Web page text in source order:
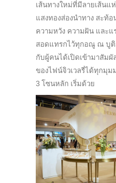
เส้นทางใหม่ที่มีลายเส้นแ
แสงทองส่องนำทาง สะท้
ความหวัง ความฝัน และแ
สอดแทรกไว้ทุกอณู ณ บูติ
กับผู้คนได้เปิดเข้ามาสัม
ของไฟน์จิวเวลรี่ได้ทุกมุม
3 โซนหลัก เริ่มด้วย